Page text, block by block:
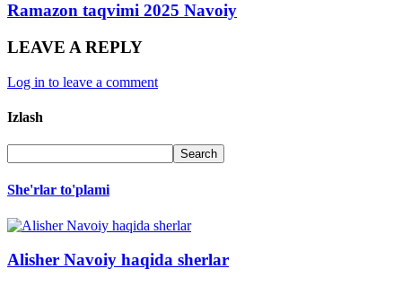
Ramazon taqvimi 2025 Navoiy
LEAVE A REPLY
Log in to leave a comment
Izlash
She'rlar to'plami
Alisher Navoiy haqida sherlar